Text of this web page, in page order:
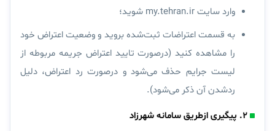
وارد سایت my.tehran.ir شوید؛
به قسمت اعتراضات ثبت‌شده بروید و وضعیت اعتراض خود
را مشاهده کنید (درصورت تایید اعتراض جریمه مربوطه از
لیست جرایم حذف می‌شود و درصورت رد اعتراض، دلیل
ردشدن آن ذکر می‌شود).
۲. پیگیری ازطریق سامانه شهرزاد